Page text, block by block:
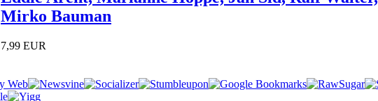
Mirko Bauman
7,99 EUR